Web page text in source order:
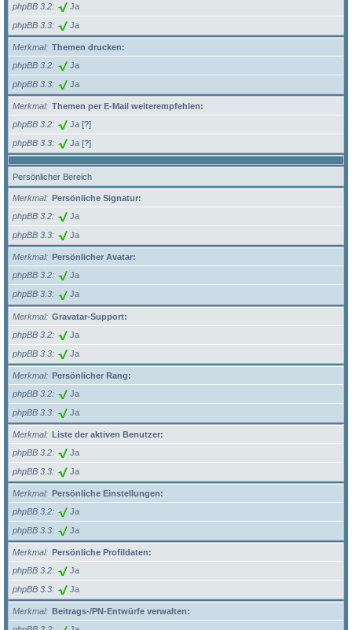
phpBB 3.2
Ja
phpBB 3.3 Ja
Merkmal
Themen drucken:
phpBB 3.2
Ja
phpBB 3.3 Ja
Merkmal
Themen per E-Mail weiterempfehlen:
phpBB 3.2
Ja [?]
phpBB 3.3 Ja [?]
Persönlicher Bereich
Merkmal
Persönliche Signatur:
phpBB 3.2
Ja
phpBB 3.3 Ja
Merkmal
Persönlicher Avatar:
phpBB 3.2
Ja
phpBB 3.3 Ja
Merkmal
Gravatar-Support:
phpBB 3.2
Ja
phpBB 3.3 Ja
Merkmal
Persönlicher Rang:
phpBB 3.2
Ja
phpBB 3.3 Ja
Merkmal
Liste der aktiven Benutzer:
phpBB 3.2
Ja
phpBB 3.3 Ja
Merkmal
Persönliche Einstellungen:
phpBB 3.2
Ja
phpBB 3.3 Ja
Merkmal
Persönliche Profildaten:
phpBB 3.2
Ja
phpBB 3.3 Ja
Merkmal
Beitrags-/PN-Entwürfe verwalten: